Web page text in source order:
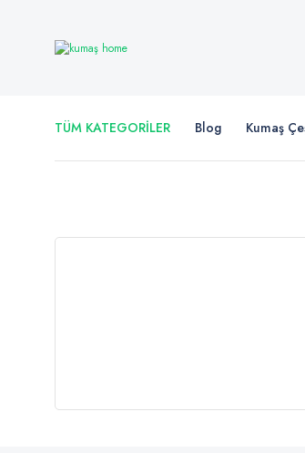
TÜM KATEGORİLER Blog Kumaş